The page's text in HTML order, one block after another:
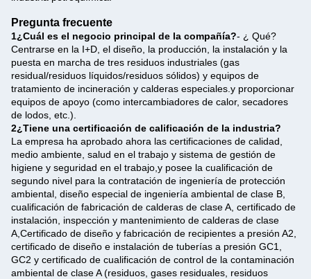
Pregunta frecuente
1¿Cuál es el negocio principal de la compañía?- ¿ Qué?
Centrarse en la I+D, el diseño, la producción, la instalación y la
puesta en marcha de tres residuos industriales (gas
residual/residuos líquidos/residuos sólidos) y equipos de
tratamiento de incineración y calderas especiales.y proporcionar
equipos de apoyo (como intercambiadores de calor, secadores
de lodos, etc.).
2¿Tiene una certificación de calificación de la industria?
La empresa ha aprobado ahora las certificaciones de calidad,
medio ambiente, salud en el trabajo y sistema de gestión de
higiene y seguridad en el trabajo,y posee la cualificación de
segundo nivel para la contratación de ingeniería de protección
ambiental, diseño especial de ingeniería ambiental de clase B,
cualificación de fabricación de calderas de clase A, certificado de
instalación, inspección y mantenimiento de calderas de clase
A,Certificado de diseño y fabricación de recipientes a presión A2,
certificado de diseño e instalación de tuberías a presión GC1,
GC2 y certificado de cualificación de control de la contaminación
ambiental de clase A (residuos, gases residuales, residuos